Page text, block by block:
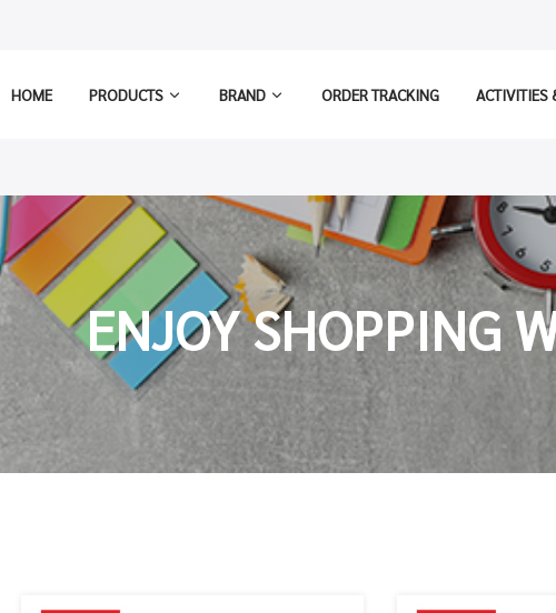
HOME PRODUCTS BRAND ORDER TRACKING ACTIVITIES
ENJOY SHOPPING